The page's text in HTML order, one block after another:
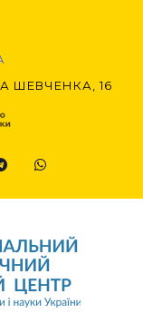
ШЕВЧЕНКА, 16